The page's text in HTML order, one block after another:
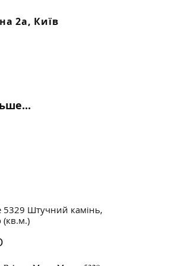
2а, Київ
5329 Штучний камінь,
(кв.м.)